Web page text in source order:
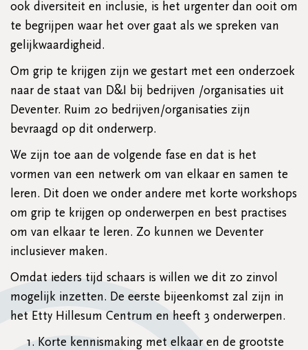
ook diversiteit en inclusie, is het urgenter dan ooit om
te begrijpen waar het over gaat als we spreken van
gelijkwaardigheid.
Om grip te krijgen zijn we gestart met een onderzoek
naar de staat van D&I bij bedrijven /organisaties uit
Deventer. Ruim 20 bedrijven/organisaties zijn
bevraagd op dit onderwerp.
We zijn toe aan de volgende fase en dat is het
vormen van een netwerk om van elkaar en samen te
leren. Dit doen we onder andere met korte workshops
om grip te krijgen op onderwerpen en best practises
om van elkaar te leren. Zo kunnen we Deventer
inclusiever maken.
Omdat ieders tijd schaars is willen we dit zo zinvol
mogelijk inzetten. De eerste bijeenkomst zal zijn in
het Etty Hillesum Centrum en heeft 3 onderwerpen.
Korte kennismaking met elkaar en de grootste